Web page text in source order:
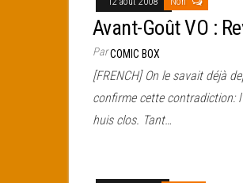
Avant-Goût VO :
ParCOMIC BOX
[FRENCH] On le savait déjà
confirme cette contradiction:
huis clos. Tant…